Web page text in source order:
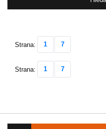
Strana: 1 7
Strana: 1 7